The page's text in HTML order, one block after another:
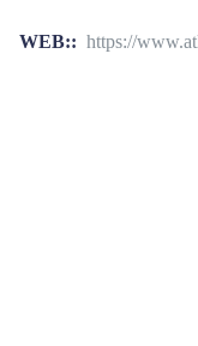
WEB:: https://